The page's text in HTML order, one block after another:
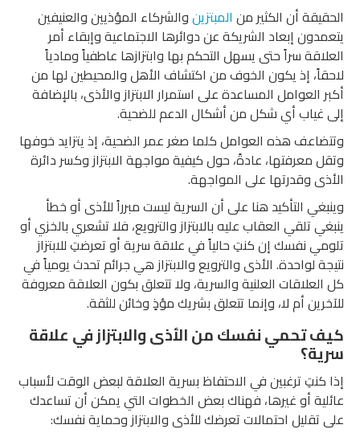
الحقيقة أن الكثير من المبتزينوالشركاء المؤذيين والعنيفين
يتعمدون إبعاد الشريكة عن دوائرها الاجتماعية وإبقاء أمر
العلاقة سراً حتى يسهل التحكم بها وابتزازها عاطفياً ومادياً
لاحقاً، إذ يكون الخوف من اكتشاف الأهل والمحيطين لها من
أكبر العوامل المساعدة على استمرار الابتزاز والأذى، بالإضافة
إلى غياب أي شكل من أشكال الدعم للضحية.
وتتضاعف هذه العوامل كلما صغر عمر الضحية، إذ يتزايد خوفها
وتقل معرفتها، عادةً، حول كيفية مواجهة الابتزاز وكسر دائرة
الأذى وقدرتها على المواجهة.
وينبغي التأكيد هنا على أن السرية ليست مبرراً للأذى أو خطأ
ينبغي تلقي العقاب عليه بالابتزاز والترويع، فلا تشعري بالخزي أو
تلومي نفسك إن كنتِ حالياً في علاقة سرية أو تعرضتِ للابتزاز
نتيجة لواحدة. الأذى والترويع والابتزاز هي جرائم تحدث يومياً في
كل العلاقات العلنية والسرية، ولا تتعلق بكون العلاقة معروفة
للآخرين أم لا، وإنما تتعلق بشريك مؤذٍ وخائن للثقة.
كيف تحمي نفسك من الأذى والابتزاز في علاقة
سرية؟
إذا كنتِ ترغبين في الاحتفاظ بسرية العلاقة لبعض الوقت لأسباب
عائلية أو غيرها، فهناك بعض الخطوات التي يمكن أن تساعدك
على تقليل احتمالات تعرضك للأذى والابتزاز وحماية نفسك: